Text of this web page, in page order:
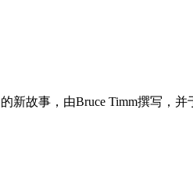
故事，由Bruce Timm撰写，并